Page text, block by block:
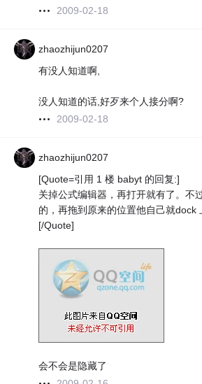
2009-02-18
zhaozhijun0207
有没人知道啊,
没人知道的话,好歹来个人接分啊?
2009-02-18
zhaozhijun0207
[Quote=引用 1 楼 babyt 的回复:]
关掉公式编辑器，再打开就有了。不
的，再拖到原来的位置他自己就dock
[/Quote]
会不会是隐藏了